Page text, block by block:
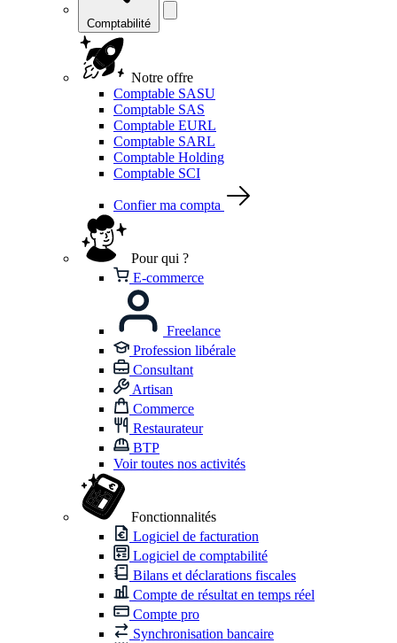
Comptabilité
Notre offre
Comptable SASU
Comptable SAS
Comptable EURL
Comptable SARL
Comptable Holding
Comptable SCI
Confier ma compta
Pour qui ?
E-commerce
Freelance
Profession libérale
Consultant
Artisan
Commerce
Restaurateur
BTP
Voir toutes nos activités
Fonctionnalités
Logiciel de facturation
Logiciel de comptabilité
Bilans et déclarations fiscales
Compte de résultat en temps réel
Compte pro
Synchronisation bancaire